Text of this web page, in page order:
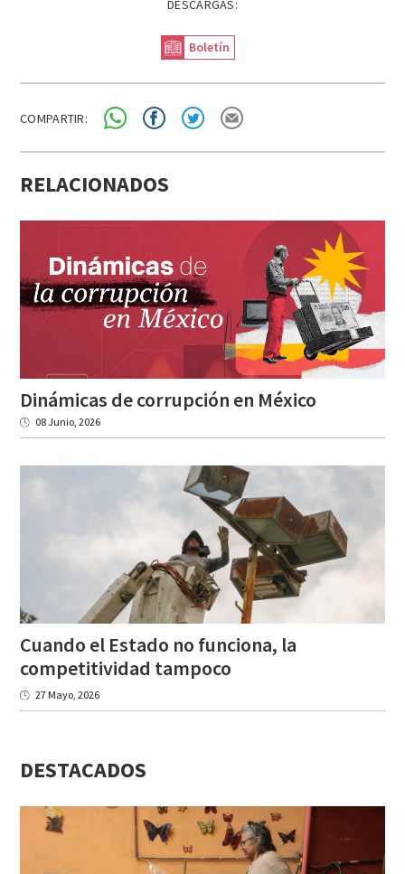
DESCARGAS:
Boletín
COMPARTIR:
RELACIONADOS
Dinámicas decorrupción en México
08 Junio, 2026
Cuando el Estado no funciona, la
competitividad tampoco
27 Mayo, 2026
DESTACADOS